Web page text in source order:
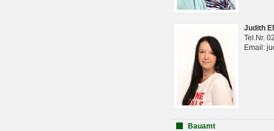
Judith
Tel.Nr.
Email:
Bauamt